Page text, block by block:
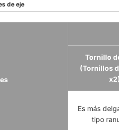
de eje
Tornillo
(Tornillos
Es más
tipo